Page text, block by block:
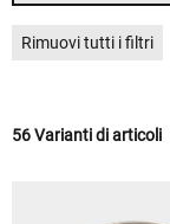
Rimuovi tutti i filtri
56 Varianti di articoli